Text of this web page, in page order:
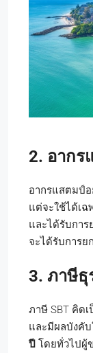
2. อากร
อากรแสตมป์
แต่จะใช้ได้เ
และได้รับการ
จะได้รับการย
3. ภาษีธุ
ภาษี SBT คิดเ
และมีผลบังคั
ปี โดยทั่วไปผู้